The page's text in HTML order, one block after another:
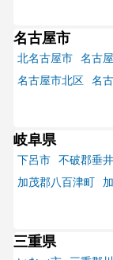
名古屋市
北名古屋市 名古
名古屋市北区
名
岐阜県
下呂市 不破郡垂
加茂郡八百津町
三重県